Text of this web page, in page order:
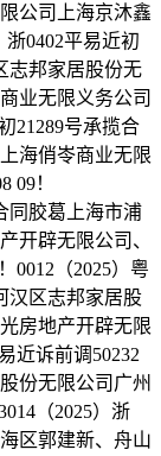
公司上海京沐鑫
浙0402平易近初
志邦家居股份无
业无限义务公司
21289号承揽合
海俏岺商业无限
09！
同胶葛上海市浦
开辟无限公司、
0012（2025）粤
汉区志邦家居股
房地产开辟无限
近诉前调50232
份无限公司广州
（2025）浙
区郭建新、舟山